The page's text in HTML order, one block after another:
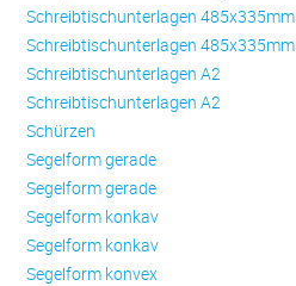
Schreibtischunterlagen 485x335mm
Schreibtischunterlagen 485x335mm
Schreibtischunterlagen A2
Schreibtischunterlagen A2
Schürzen
Se­gel­form ge­ra­de
Se­gel­form ge­ra­de
Se­gel­form konkav
Se­gel­form konkav
Se­gel­form konvex